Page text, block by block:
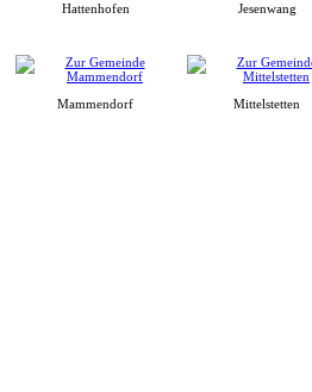
Hattenhofen Jesenwang
Mammendorf Mittelstetten